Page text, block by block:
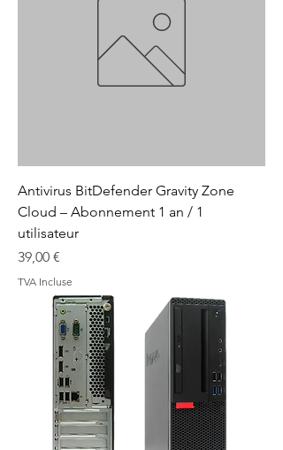
Antivirus BitDefender Gravity Zone
Cloud – Abonnement 1 an / 1
utilisateur
Prix
39,00 €
TVA Incluse